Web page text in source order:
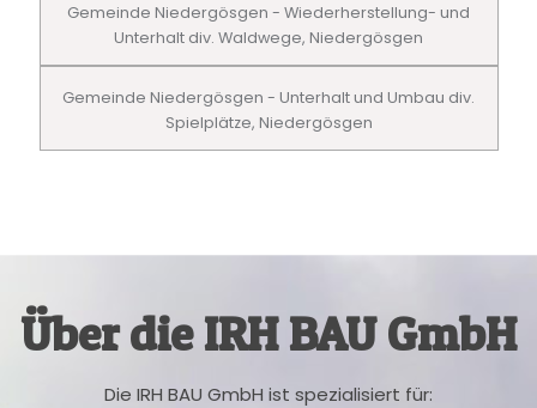
Gemeinde Niedergösgen - Wiederherstellung- und
Unterhalt div. Waldwege, Niedergösgen
Gemeinde Niedergösgen - Unterhalt und Umbau div.
Spielplätze, Niedergösgen
Über die IRH BAU GmbH
Die IRH BAU GmbH ist spezialisiert für: